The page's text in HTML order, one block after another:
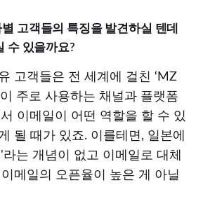
고객들의 특징을 발견하실 텐데
수 있을까요?
고객들은 전 세계에 걸친 ‘MZ
주로 사용하는 채널과 플랫폼
이메일이 어떤 역할을 할 수 있
될 때가 있죠. 이를테면, 일본에
라는 개념이 없고 이메일로 대체
메일의 오픈율이 높은 게 아닐